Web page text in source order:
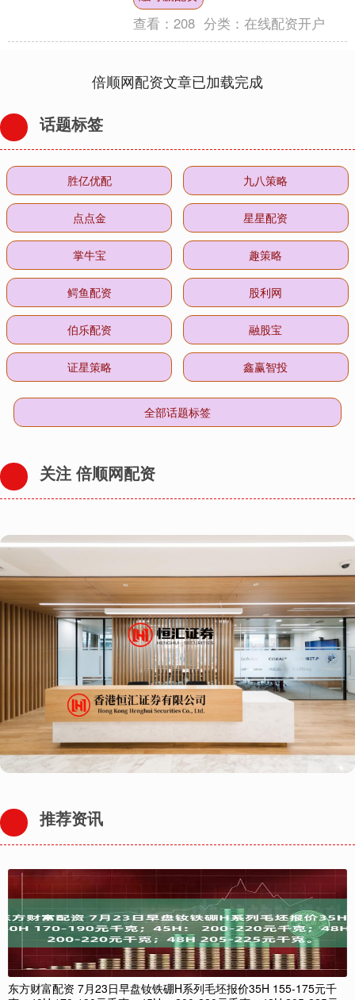
查看：208 分类：在线配资开户
倍顺网配资文章已加载完成
话题标签
胜亿优配 九八策略
点点金 星星配资
掌牛宝 趣策略
鳄鱼配资 股利网
伯乐配资 融股宝
证星策略 鑫赢智投
全部话题标签
关注 倍顺网配资
推荐资讯
东方财富配资 7月23日早盘钕铁硼H系列毛坯报价35H 155-175元千